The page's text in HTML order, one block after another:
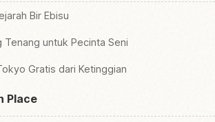
Bir Ebisu
untuk Pecinta Seni
Gratis dari Ketinggian
Place